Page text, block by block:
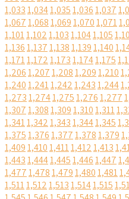
1,0331,0341,0351,0361,037
1,0671,0681,0691,0701,071
1,1011,1021,1031,1041,105
1,1361,1371,1381,1391,140
1,1711,1721,1731,1741,175
1,2061,2071,2081,2091,210
1,2401,2411,2421,2431,244
1,2731,2741,2751,2761,277
1,3071,3081,3091,3101,311
1,3411,3421,3431,3441,345
1,3751,3761,3771,3781,379
1,4091,4101,4111,4121,413
1,4431,4441,4451,4461,447
1,4771,4781,4791,4801,481
1,5111,5121,5131,5141,515